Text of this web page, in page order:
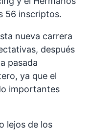
56 inscriptos.
nueva carrera
después
pasada
ya que el
importantes
lejos de los